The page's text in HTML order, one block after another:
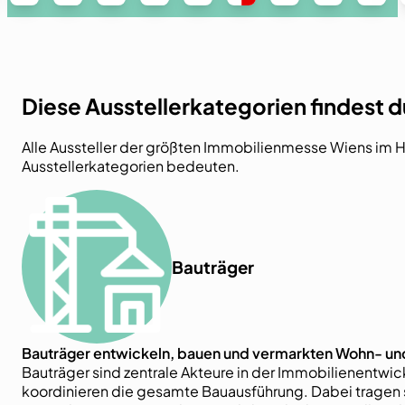
Diese Ausstellerkategorien findest
Alle Aussteller der größten Immobilienmesse Wiens im
Ausstellerkategorien bedeuten.
Bauträger
Bauträger entwickeln, bauen und vermarkten Wohn-
Bauträger sind zentrale Akteure in der
koordinieren die gesamte Bauausführung. Dabei